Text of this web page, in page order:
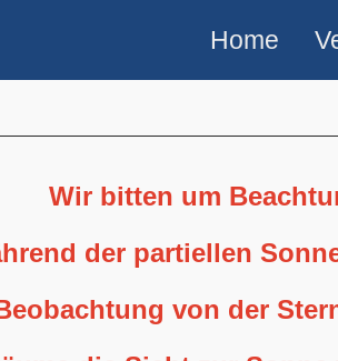
Home
Wir bitten um
der partiellen
von der